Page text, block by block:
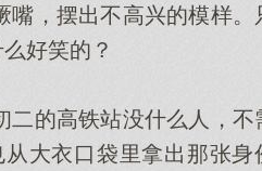
，摆出不高兴的模样。
好笑的？
的高铁站没什么人，不
大衣口袋里拿出那张身